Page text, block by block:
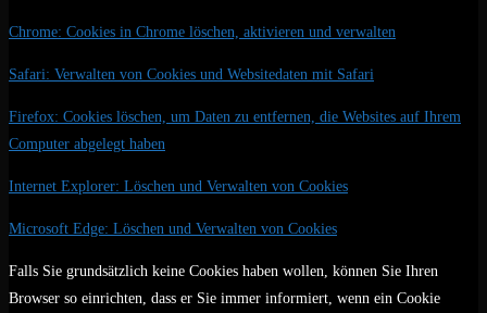
Chrome: Cookies in Chrome löschen, aktivieren und verwalten
Safari: Verwalten von Cookies und Websitedaten mit Safari
Firefox: Cookies löschen, um Daten zu entfernen, die Websites auf Ihrem
Computer abgelegt haben
Internet Explorer: Löschen und Verwalten von Cookies
Microsoft Edge: Löschen und Verwalten von Cookies
Falls Sie grundsätzlich keine Cookies haben wollen, können Sie Ihren
Browser so einrichten, dass er Sie immer informiert, wenn ein Cookie